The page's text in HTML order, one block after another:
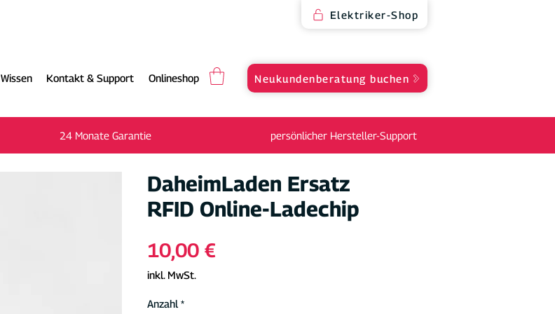
Wissen Kontakt & Support Onlineshop
Elektriker-Shop
Neukundenberatung buchen
Gratis Versand in 1-2 Werktagen in DE
24 Monate Garantie persönlicher Hersteller-Support
DaheimLaden Ersatz
RFID Online-Ladechip
10,00 €
inkl. MwSt.
Anzahl *